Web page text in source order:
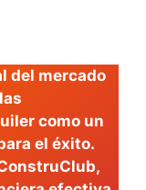
del mercado
como un
el éxito.